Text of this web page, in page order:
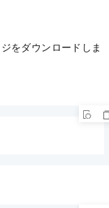
をダウンロードしま